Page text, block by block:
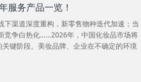
服务产品一览！
下渠道深度重构，新零售物种迭代加速；当
竞争白热化……2026年，中国化妆品市场将
关键阶段。美妆品牌、企业在不确定的环境